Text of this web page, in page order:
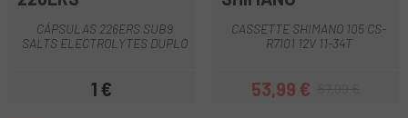
CÁPSULAS 226ERS SUB9
SALTS ELECTROLYTES DUPLO
Precio
1 €
CASSETTE SHIMANO 105 CS-
R7101 12V 11-34T
Precio
53,99 €Precio regular